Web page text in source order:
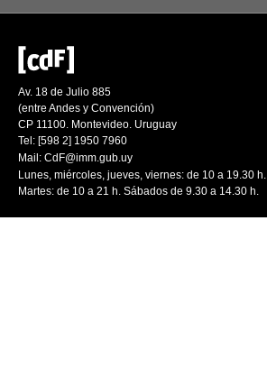
Av. 18 de Julio 885
(entre Andes y Convención)
CP 11100. Montevideo. Uruguay
Tel: [598 2] 1950 7960
Mail: CdF@imm.gub.uy
Lunes, miércoles, jueves, viernes: de 10 a 19.30 h.
Martes: de 10 a 21 h. Sábados de 9.30 a 14.30 h.